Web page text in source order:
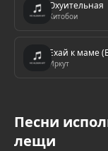
Охуительная
Хитобои
Ехай к маме
Иркут
Песни
лещи